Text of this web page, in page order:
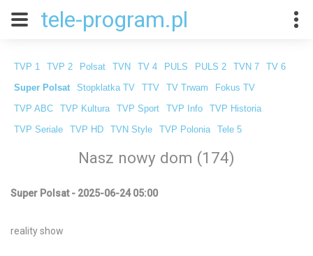
tele-program.pl
TVP 1 TVP 2 Polsat TVN TV 4 PULS PULS 2 TVN 7 TV 6
Super Polsat Stopklatka TV TTV TV Trwam Fokus TV
TVP ABC TVP Kultura TVP Sport TVP Info TVP Historia
TVP Seriale TVP HD TVN Style TVP Polonia Tele 5
Nasz nowy dom (174)
Super Polsat - 2025-06-24 05:00
reality show